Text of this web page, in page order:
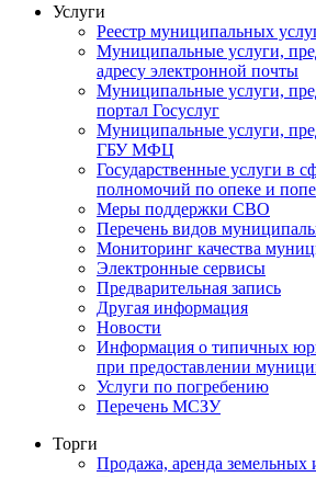
Услуги
Реестр муниципальных
Муниципальные услуги,
адресу электронной почты
Муниципальные услуги,
портал Госуслуг
Муниципальные услуги,
ГБУ МФЦ
Государственные услуги в
полномочий по опеке и
Меры поддержки СВО
Перечень видов
Мониторинг качества
Электронные сервисы
Предварительная запись
Другая информация
Новости
Информация о типичных
при предоставлении
Услуги по погребению
Перечень МСЗУ
Торги
Продажа, аренда земельных